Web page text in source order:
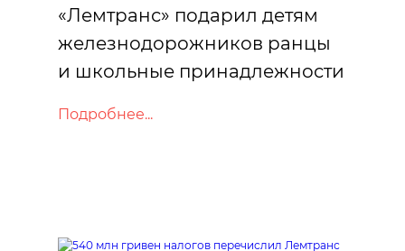
«Лемтранс» подарил детям
железнодорожников ранцы
и школьные принадлежности
Подробнее...